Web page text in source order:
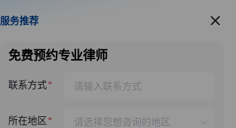
服务推荐
服务推荐
免费预约专业律师
联系方式
所在地区